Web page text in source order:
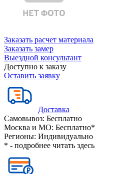
Заказать расчет материала
Заказать замер
Выездной консультант
Доступно к заказу
Оставить заявку
Доставка
Самовывоз: Бесплатно
Москва и МО: Бесплатно*
Регионы: Индивидуально
* - подробнее читать здесь